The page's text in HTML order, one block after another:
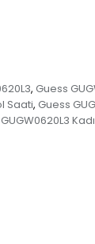
, Guess
Saati, Guess
GUGW0620L3